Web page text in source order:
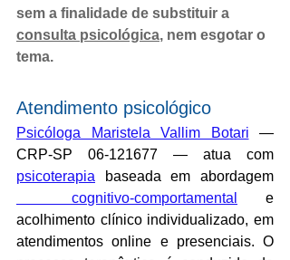
sem a finalidade de substituir a
consulta psicológica, nem esgotar o
tema.
Atendimento psicológico
Psicóloga Maristela Vallim Botari —
psicoterapia
cognitivo-comportamental
e
acolhimento clínico individualizado, em
atendimentos online e presenciais. O